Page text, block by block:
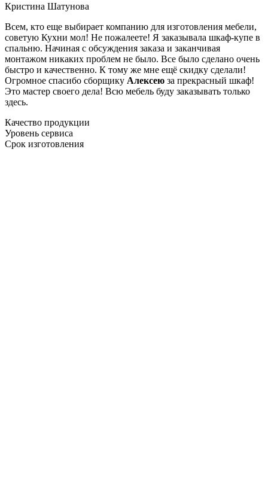
Кристина Шатунова
Всем, кто еще выбирает компанию для изготовления мебели,
советую Кухни мол! Не пожалеете! Я заказывала шкаф-купе в
спальню. Начиная с обсуждения заказа и заканчивая
монтажом никаких проблем не было. Все было сделано очень
быстро и качественно. К тому же мне ещё скидку сделали!
Огромное спасибо сборщику Алексею за прекрасный шкаф!
Это мастер своего дела! Всю мебель буду заказывать только
здесь.
Качество продукции
Уровень сервиса
Срок изготовления